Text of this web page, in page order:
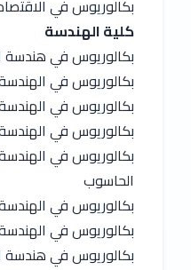
بكالوريوس في
كلية الهندسة
بكالوريوس في هندسة
بكالوريوس في
بكالوريوس في الهندسة
بكالوريوس في
الحاسوب
بكالوريوس في الهندسة
بكالوريوس في
بكالوريوس في هندسة